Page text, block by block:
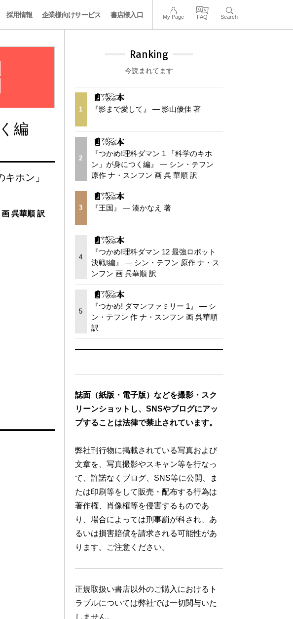
採用情報 企業様向けサービス 書店様入口 My Page FAQ Search
編
ホン」
呉華順 訳
Ranking
今読まれてます
1 『影まで愛して』 — 影山優佳 著
2
『つかめ!理科ダマン 1 「科学のキホ
ン」が身につく編』 — シン・テフン
原作 ナ・スンフン 画 呉 華順 訳
3 『王国』 — 湊かなえ 著
4
『つかめ!理科ダマン 12 最強ロボット
決戦!編』 — シン・テフン 原作 ナ・ス
ンフン 画 呉華順 訳
5
『つかめ! ダマンファミリー 1』 — シ
ン・テフン 作 ナ・スンフン 画 呉華順
訳
誌面（紙版・電子版）などを撮影・スク
リーンショットし、SNSやブログにアッ
プすることは法律で禁止されています。
弊社刊行物に掲載されている写真および
文章を、写真撮影やスキャン等を行なっ
て、許諾なくブログ、SNS等に公開、ま
たは印刷等をして販売・配布する行為は
著作権、肖像権等を侵害するものであ
り、場合によっては刑事罰が科され、あ
るいは損害賠償を請求される可能性があ
ります。ご注意ください。
正規取扱い書店以外のご購入におけるト
ラブルについては弊社では一切関与いた
しません。